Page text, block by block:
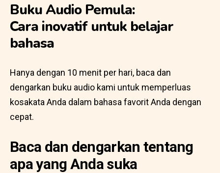
Buku Audio Pemula:
Cara inovatif untuk belajar
bahasa
Hanya dengan 10 menit per hari, baca dan
dengarkan buku audio kami untuk memperluas
kosakata Anda dalam bahasa favorit Anda dengan
cepat.
Baca dan dengarkan tentang
apa yang Anda suka